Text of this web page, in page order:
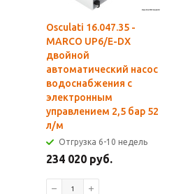
Osculati 16.047.35 -
MARCO UP6/E-DX
двойной
автоматический насос
водоснабжения с
электронным
управлением 2,5 бар 52
л/м
Отгрузка 6-10 недель
234 020 руб.